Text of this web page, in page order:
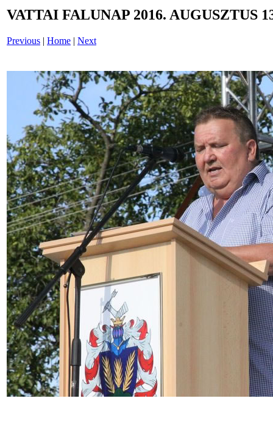
VATTAI FALUNAP 2016. AUGUSZTUS
Previous | Home | Next